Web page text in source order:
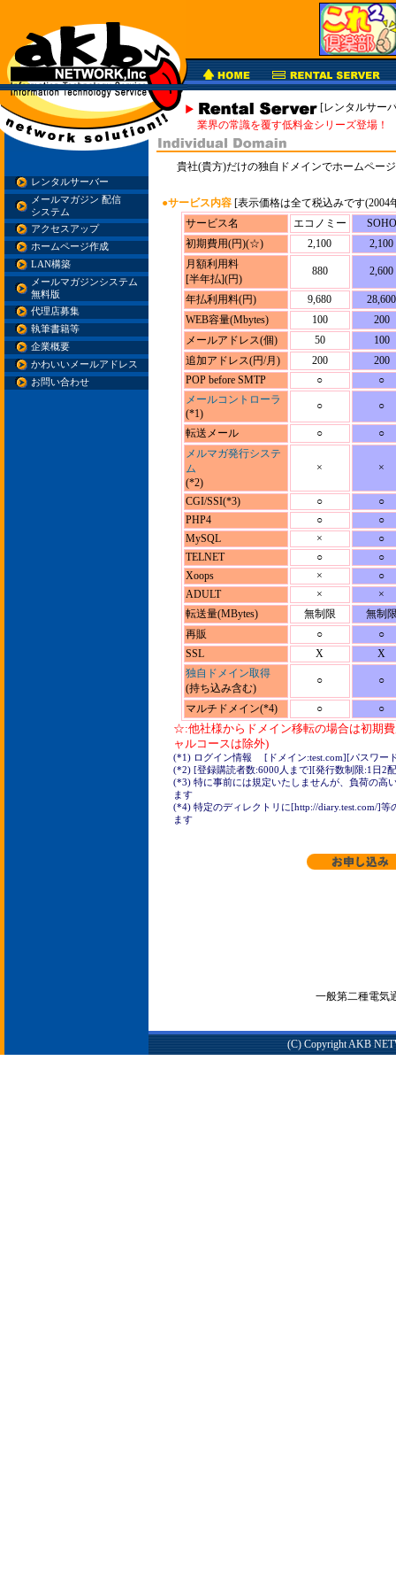
レンタルサーバー
メールマガジン 配信
システム
アクセスアップ
ホームページ作成
LAN構築
メールマガジンシステム
無料版
代理店募集
執筆書籍等
企業概要
かわいいメールアドレス
お問い合わせ
[レンタルサー
業界の常識を覆す低料金シリーズ登場！
貴社(貴方)だけの独自ドメインでホームペー
●サービス内容 [表示価格は全て税込みです(2004
サービス名
エコノミー
SOHO
初期費用(円)(☆)
2,100
2,100
月額利用料
[半年払](円)
880 2,600
年払利用料(円) 9,680
28,600
WEB容量(Mbytes)
100
200
メールアドレス(個)
50
100
追加アドレス(円/月)
200
200
POP before SMTP
○
○
メールコントローラ
(*1)
○ ○
転送メール ○
○
メルマガ発行システ
ム
(*2)
× ×
CGI/SSI(*3) ○
○
PHP4
○
○
MySQL
×
○
TELNET
○
○
Xoops
×
○
ADULT
×
×
転送量(MBytes)
無制限
無制
再販
○
○
SSL
X
X
独自ドメイン取得
(持ち込み含む)
○ ○
マルチドメイン(*4) ○
○
☆:他社様からドメイン移転の場合は初期
ャルコースは除外)
(*1) ログイン情報 [ドメイン:test.com][パスワー
(*2) [登録購読者数:6000人まで][発行数制限:1日2
(*3) 特に事前には規定いたしませんが、負荷の高
ます
(*4) 特定のディレクトリに[http://diary.test.com/]等
ます
一般第二種電気
(C) Copyright AKB